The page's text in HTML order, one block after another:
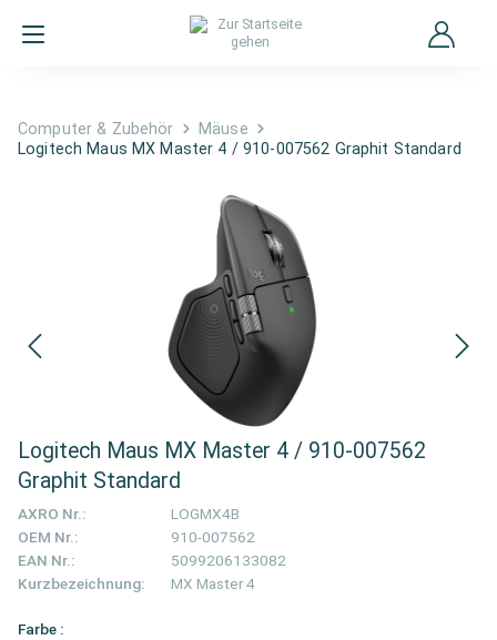
Computer & Zubehör
Mäuse
Logitech Maus MX Master 4 / 910-007562 Graphit Standard
Logitech Maus MX Master 4 / 910-007562
Graphit Standard
AXRO Nr.:
LOGMX4B
OEM Nr.:
910-007562
EAN Nr.:
5099206133082
Kurzbezeichnung:
MX Master 4
Farbe :